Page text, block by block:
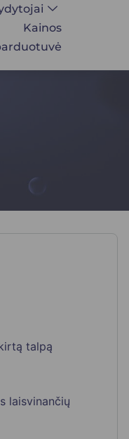
Kainos
talpą
laisvinančių